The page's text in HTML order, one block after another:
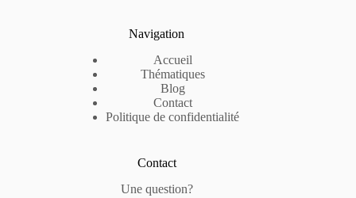
Navigation
Accueil
Thématiques
Blog
Contact
Politique de confidentialité
Contact
Une question?